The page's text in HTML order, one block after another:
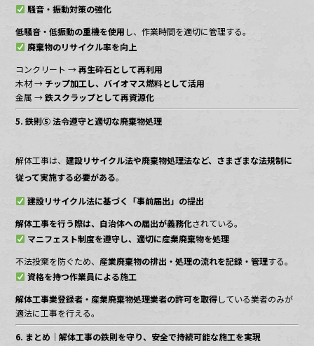
騒音・振動対策の強化
低騒音・低振動の重機を使用 し、作業時間を適切に管理する。
廃棄物のリサイクル率を向上
コンクリート →再生砕石として再利用
木材 → チップ加工し、バイオマス燃料として活用
金属 →鉄スクラップとして再資源化
5. 鉄則⑤ 法令遵守と適切な廃棄物処理
解体工事は、建設リサイクル法や廃棄物処理法など、さまざまな法規制に
従って実施する必要がある。
建設リサイクル法に基づく「事前届出」の提出
解体工事を行う際は、自治体への届出が義務化されている。
マニフェスト制度を遵守し、適切に産業廃棄物を処理
不法投棄を防ぐため、 産業廃棄物の排出・処理の流れを記録・管理する。
資格を持つ作業員による施工
解体工事業登録者・産業廃棄物処理業者の許可を取得している業者のみが
適法に工事を行える。
6. まとめ｜解体工事の鉄則を守り、安全で持続可能な施工を実現